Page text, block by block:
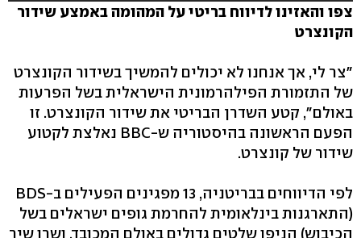
צפו והאזינו לדיווח בריטי על המהומה באמצע שידור
הקונצרט
"צר לי, אך אנחנו לא יכולים להמשיך בשידור הקונצרט
של התזמורת הפילהרמונית הישראלית בשל הפרעות
באולם", קטע השדרן הבריטי את שידור הקונצרט. זו
הפעם הראשונה בהיסטוריה ש-BBC נאלצת לקטוע
שידור של קונצרט.
לפי הדיווחים בבריטניה, 13 מפגינים הפעילים ב-BDS
(התארגנות בינלאומית להחרמת גופים ישראלים בשל
הכיבוש) הניפו שלטים גדולים באולם המכובד, ושרו שיר